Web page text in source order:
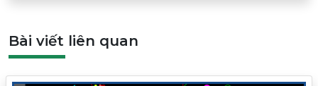
Bài viết liên quan